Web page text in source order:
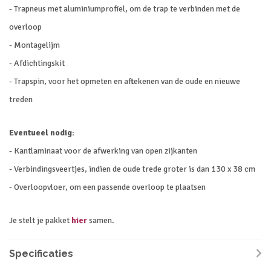
- Trapneus met aluminiumprofiel, om de trap te verbinden met de
overloop
- Montagelijm
- Afdichtingskit
- Trapspin, voor het opmeten en aftekenen van de oude en nieuwe
treden
Eventueel nodig:
- Kantlaminaat voor de afwerking van open zijkanten
- Verbindingsveertjes, indien de oude trede groter is dan 130 x 38 cm
- Overloopvloer, om een passende overloop te plaatsen
Je stelt je pakket hiersamen.
Specificaties